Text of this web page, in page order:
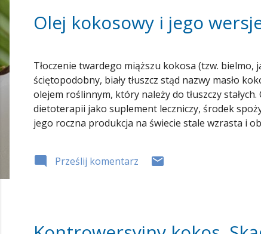
Olej kokosowy i jego
Tłoczenie twardego miąższu kokosa (tzw.
ściętopodobny, biały tłuszcz stąd nazwy masło
olejem roślinnym, który należy do tłuszczy
dietoterapii jako suplement leczniczy, środek
jego roczna produkcja na świecie stale wzrasta i
Prześlij komentarz